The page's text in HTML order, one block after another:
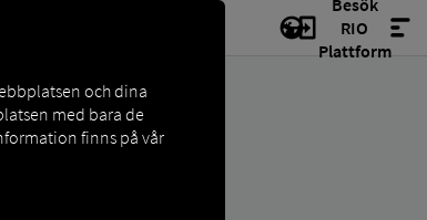
RIO
Plattform
och dina
med bara de
finns på vår